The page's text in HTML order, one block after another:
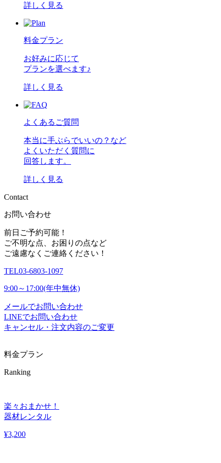
詳しく見る
料金プラン
お好みに応じて
プランを選べます♪
詳しく見る
よくあるご質問
本当に手ぶらでいいの？など
よくいただく質問に
回答します。
詳しく見る
Contact
お問い合わせ
前日ご予約可能！
ご不明な点、お困りの点など
ご遠慮なくご連絡ください！
TEL03-6803-1097
9:00～17:00(年中無休)
メールでお問い合わせ
LINEでお問い合わせ
キャンセル・注文内容のご変更
料金プラン
Ranking
楽々おまかせ！
器材レンタル
¥3,200